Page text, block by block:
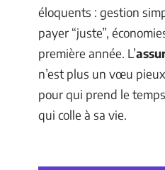
éloquents : gestion
payer “juste”,
première année. L’
n’est plus un vœu
pour qui prend le
qui colle à sa vie.